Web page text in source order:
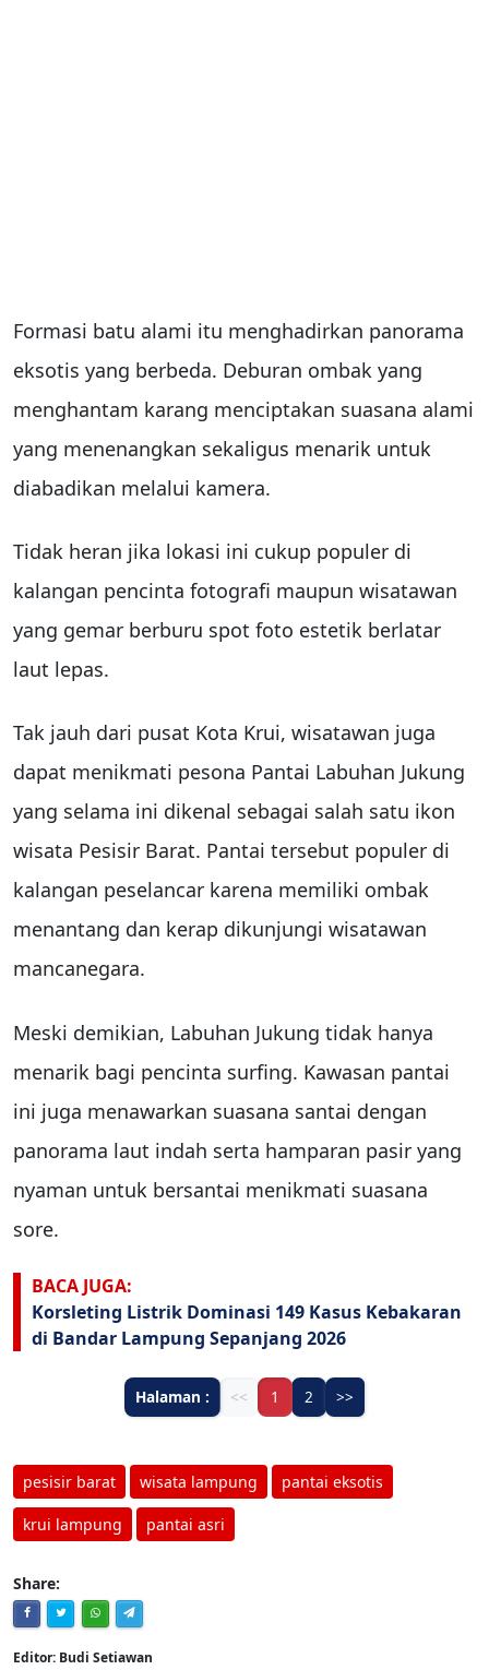
Formasi batu alami itu menghadirkan panorama
eksotis yang berbeda. Deburan ombak yang
menghantam karang menciptakan suasana alami
yang menenangkan sekaligus menarik untuk
diabadikan melalui kamera.
Tidak heran jika lokasi ini cukup populer di
kalangan pencinta fotografi maupun wisatawan
yang gemar berburu spot foto estetik berlatar
laut lepas.
Tak jauh dari pusat Kota Krui, wisatawan juga
dapat menikmati pesona Pantai Labuhan Jukung
yang selama ini dikenal sebagai salah satu ikon
wisata Pesisir Barat. Pantai tersebut populer di
kalangan peselancar karena memiliki ombak
menantang dan kerap dikunjungi wisatawan
mancanegara.
Meski demikian, Labuhan Jukung tidak hanya
menarik bagi pencinta surfing. Kawasan pantai
ini juga menawarkan suasana santai dengan
panorama laut indah serta hamparan pasir yang
nyaman untuk bersantai menikmati suasana
sore.
BACA JUGA:
Korsleting Listrik Dominasi 149 Kasus Kebakaran
di Bandar Lampung Sepanjang 2026
Halaman : << 1 2 >>
pesisir barat wisata lampung pantai eksotis
krui lampung pantai asri
Share:
Editor: Budi Setiawan